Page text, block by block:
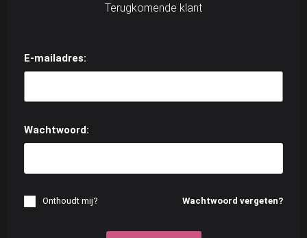
Terugkomende klant
E-mailadres:
Wachtwoord:
Wachtwoord vergeten?
Onthoudt mij?